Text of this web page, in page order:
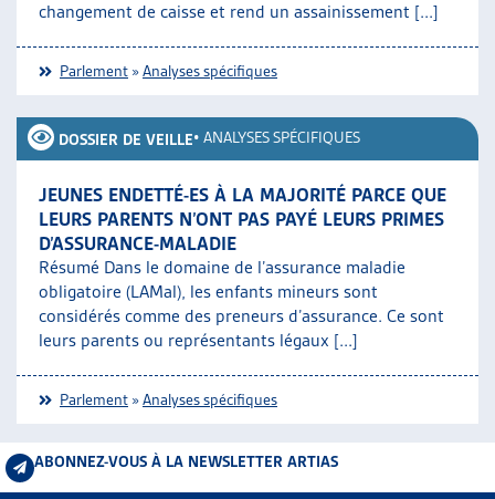
changement de caisse et rend un assainissement [...]
Parlement »Analyses spécifiques
DOSSIER DE VEILLE• ANALYSES SPÉCIFIQUES
JEUNES ENDETTÉ-ES À LA MAJORITÉ PARCE QUE
LEURS PARENTS N’ONT PAS PAYÉ LEURS PRIMES
D’ASSURANCE-MALADIE
Résumé Dans le domaine de l’assurance maladie
obligatoire (LAMal), les enfants mineurs sont
considérés comme des preneurs d’assurance. Ce sont
leurs parents ou représentants légaux [...]
Parlement »Analyses spécifiques
ABONNEZ-VOUS À LA NEWSLETTER ARTIAS